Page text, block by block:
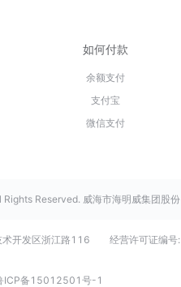
如何付款
余额支付
支付宝
微信支付
Reserved. 威海市海明威集团股份
开发区浙江路116 经营许可证编号:
ICP备15012501号-1